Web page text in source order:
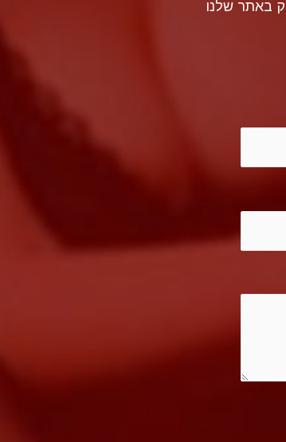
באתר שלנו